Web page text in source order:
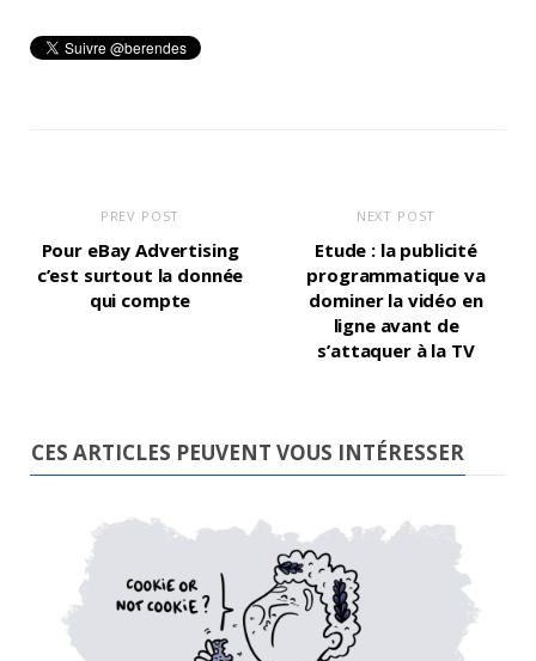
PREV POST
Pour eBay Advertising
c’est surtout la donnée
qui compte
NEXT POST
Etude : la publicité
programmatique va
dominer la vidéo en
ligne avant de
s’attaquer à la TV
CES ARTICLES PEUVENT VOUS INTÉRESSER